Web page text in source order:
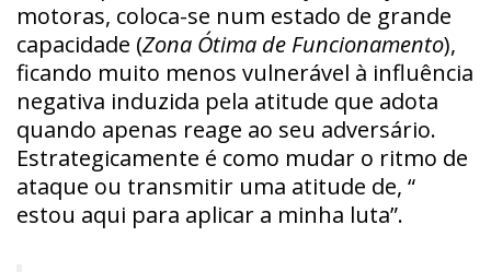
motoras, coloca-se num estado de grande
capacidade (Zona Ótima de Funcionamento),
ficando muito menos vulnerável à influência
negativa induzida pela atitude que adota
quando apenas reage ao seu adversário.
Estrategicamente é como mudar o ritmo de
ataque ou transmitir uma atitude de, “
estou aqui para aplicar a minha luta”.